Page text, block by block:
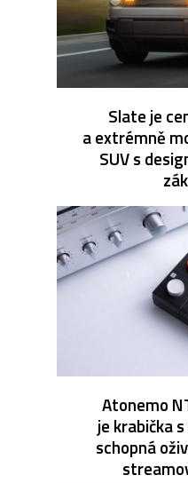
Slate je
a extrémně
SUV s
Atonemo
je krabička
schopná